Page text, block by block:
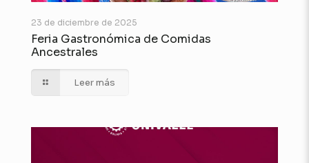
23 de diciembre de 2025
Feria Gastronómica de Comidas
Ancestrales
Leer más